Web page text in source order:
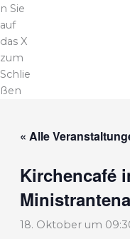
n Sie
auf
das X
zum
Schlie
ßen
« Alle
Kirchencafé
18. Oktober um